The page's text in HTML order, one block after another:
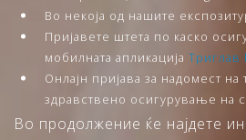
Во некоја од нашите
Пријавете штета по каско
мобилната апликација Триглав
Онлајн пријава за надомест
здравствено осигурување на
Во продолжение ќе најдете